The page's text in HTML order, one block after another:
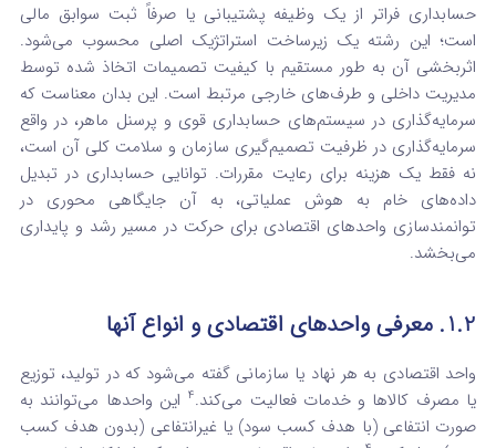
حسابداری فراتر از یک وظیفه پشتیبانی یا صرفاً ثبت سوابق مالی
است؛ این رشته یک زیرساخت استراتژیک اصلی محسوب می‌شود.
اثربخشی آن به طور مستقیم با کیفیت تصمیمات اتخاذ شده توسط
مدیریت داخلی و طرف‌های خارجی مرتبط است. این بدان معناست که
سرمایه‌گذاری در سیستم‌های حسابداری قوی و پرسنل ماهر، در واقع
سرمایه‌گذاری در ظرفیت تصمیم‌گیری سازمان و سلامت کلی آن است،
نه فقط یک هزینه برای رعایت مقررات. توانایی حسابداری در تبدیل
داده‌های خام به هوش عملیاتی، به آن جایگاهی محوری در
توانمندسازی واحدهای اقتصادی برای حرکت در مسیر رشد و پایداری
می‌بخشد.
1.2. معرفی واحدهای اقتصادی و انواع آنها
واحد اقتصادی به هر نهاد یا سازمانی گفته می‌شود که در تولید، توزیع
یا مصرف کالاها و خدمات فعالیت می‌کند.4 این واحدها می‌توانند به
صورت انتفاعی (با هدف کسب سود) یا غیرانتفاعی (بدون هدف کسب